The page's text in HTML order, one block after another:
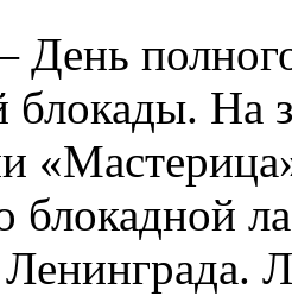
День
блокады. На
блокадной
Ленинграда.